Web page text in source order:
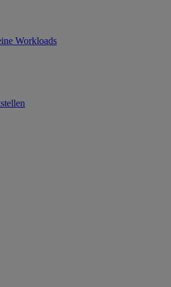
Workloads